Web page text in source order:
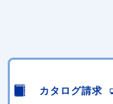
カタログ請求